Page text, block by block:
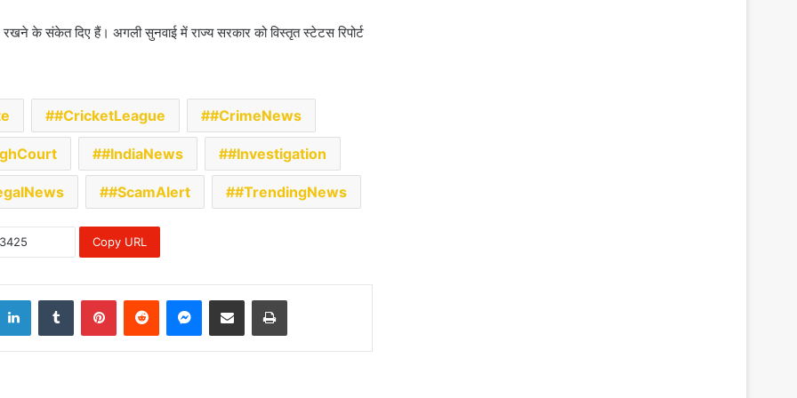
रखने के संकेत दिए हैं। अगली सुनवाई में राज्य सरकार को विस्तृत स्टेटस रिपोर्ट
#CricketLeague #CrimeNews
#IndiaNews #Investigation
#ScamAlert #TrendingNews
Copy URL
LinkedInTumblr PinterestReddit Messenger
Share via Email Print